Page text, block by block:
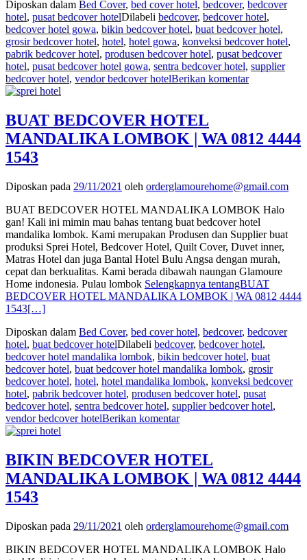
Diposkan dalam Bed Cover, bed cover hotel, bedcover, bedcover
hotel, pusat bedcover hotelDilabeli bedcover, bedcover hotel,
bedcover hotel gowa, bikin bedcover hotel, buat bedcover hotel,
grosir bedcover hotel, hotel, hotel gowa, konveksi bedcover hotel,
pabrik bedcover hotel, produsen bedcover hotel, pusat bedcover
hotel, pusat bedcover hotel gowa, sentra bedcover hotel, supplier
bedcover hotel, vendor bedcover hotelBerikan komentar
BUAT BEDCOVER HOTEL
MANDALIKA LOMBOK | WA 0812 4444
1543
Diposkan pada 29/11/2021 oleh orderglamourehome@gmail.com
BUAT BEDCOVER HOTEL MANDALIKA LOMBOK Halo
gan! Kali ini mimin mau bahas tentang buat bedcover hotel
mandalika lombok. Kami merupakan Produsen dan Supplier buat
produksi Sprei Hotel, Bedcover Hotel, Quilt Cover, Duvet inner,
Matras Hotel dan juga Bantal Hotel Bulu Angsa dengan murah,
cepat dan berkualitas. Kami berada dibawah naungan Glamoure
Home indonesia. Pulau lombok Selengkapnya tentangBUAT
BEDCOVER HOTEL MANDALIKA LOMBOK | WA 0812 4444
1543[…]
Diposkan dalam Bed Cover, bed cover hotel, bedcover, bedcover
hotel, buat bedcover hotelDilabeli bedcover, bedcover hotel,
bedcover hotel mandalika lombok, bikin bedcover hotel, buat
bedcover hotel, buat bedcover hotel mandalika lombok, grosir
bedcover hotel, hotel, hotel mandalika lombok, konveksi bedcover
hotel, pabrik bedcover hotel, produsen bedcover hotel, pusat
bedcover hotel, sentra bedcover hotel, supplier bedcover hotel,
vendor bedcover hotelBerikan komentar
BIKIN BEDCOVER HOTEL
MANDALIKA LOMBOK | WA 0812 4444
1543
Diposkan pada 29/11/2021 oleh orderglamourehome@gmail.com
BIKIN BEDCOVER HOTEL MANDALIKA LOMBOK Halo